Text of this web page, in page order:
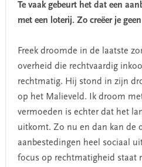
Te vaak gebeurt het dat een
met een loterij. Zo creëer je
Freek droomde in de laatste
overheid die rechtvaardig
rechtmatig. Hij stond in zijn
op het Malieveld. Ik droom
vermoeden is echter dat het
uitkomt. Zo nu en dan kan de
aanbestedingen heel sociaal
focus op rechtmatigheid staat